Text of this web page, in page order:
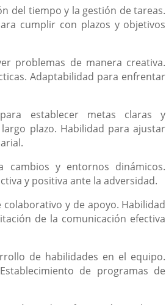
del tiempo y la gestión de tareas.
cumplir con plazos y objetivos
problemas de manera creativa.
Adaptabilidad para enfrentar
para establecer metas claras y
plazo. Habilidad para ajustar
cambios y entornos dinámicos.
y positiva ante la adversidad.
y de apoyo. Habilidad
de la comunicación efectiva
de habilidades en el equipo.
de programas de